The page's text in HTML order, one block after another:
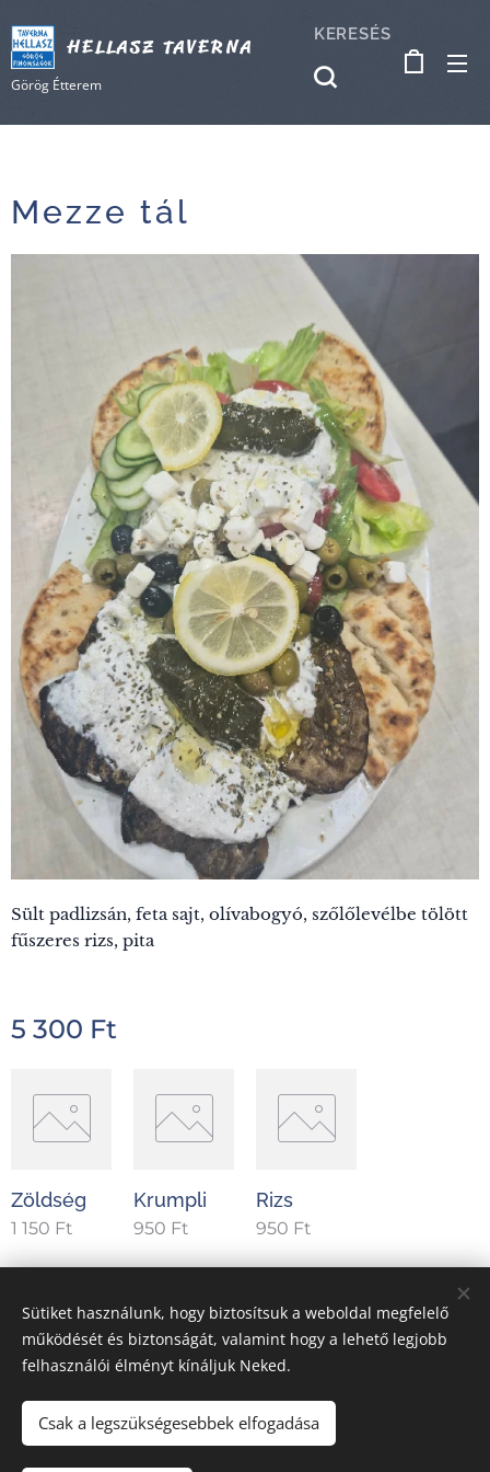
HELLASZ TAVERNA
Görög Étterem
KERESÉS
Mezze tál
Sült padlizsán, feta sajt, olívabogyó, szőlőlevélbe tölött
fűszeres rizs, pita
5 300 Ft
Zöldség
1 150 Ft
Krumpli
950 Ft
Rizs
950 Ft
Hellasz Taverna Görög Étterem 5000 Szolnok, Sütő u. 6/a.
A weboldal szerkesztője
Sütik
Sütiket használunk, hogy biztosítsuk a weboldal megfelelő
működését és biztonságát, valamint hogy a lehető legjobb
felhasználói élményt kínáljuk Neked.
Csak a legszükségesebbek elfogadása